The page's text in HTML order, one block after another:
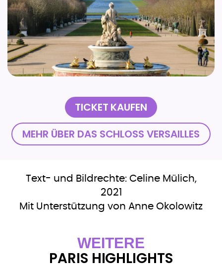
TICKET KAUFEN
MEHR ÜBER DAS SCHLOSS VERSAILLES
Text- und Bildrechte: Celine Mülich,
2021
Mit Unterstützung von Anne Okolowitz​
WEITERE
PARIS HIGHLIGHTS